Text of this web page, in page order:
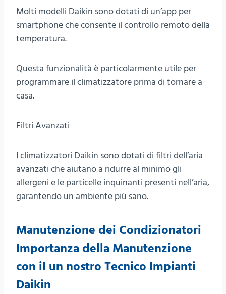
Molti modelli Daikin sono dotati di un’app per
smartphone che consente il controllo remoto della
temperatura.
Questa funzionalità è particolarmente utile per
programmare il climatizzatore prima di tornare a
casa.
Filtri Avanzati
I climatizzatori Daikin sono dotati di filtri dell’aria
avanzati che aiutano a ridurre al minimo gli
allergeni e le particelle inquinanti presenti nell’aria,
garantendo un ambiente più sano.
Manutenzione dei Condizionatori
Importanza della Manutenzione
con il un nostro Tecnico Impianti
Daikin